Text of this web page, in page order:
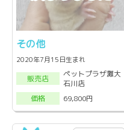
その他
2020年7月15日生まれ
販売店
ペットプラザ灘大
石川店
価格
69,800円